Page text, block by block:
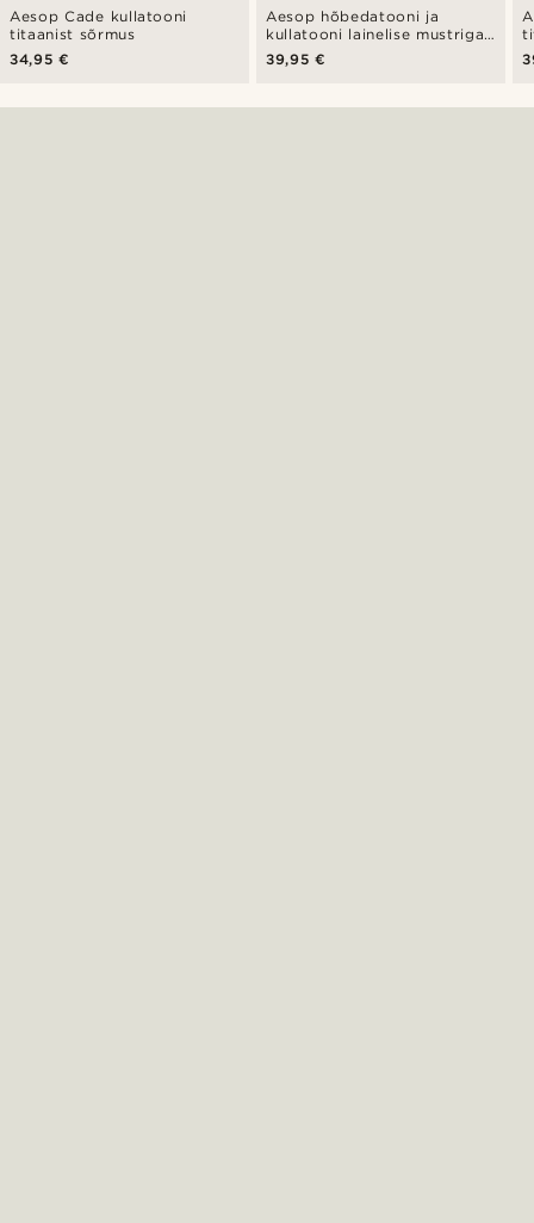
Aesop Cade kullatooni
titaanist sõrmus
34,95 €
Aesop hõbedatooni ja
kullatooni lainelise mustriga
titaanist sõrmus
39,95 €